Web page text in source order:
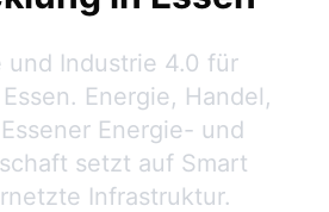
und Industrie 4.0 für
Essen. Energie, Handel,
Essener Energie- und
setzt auf Smart
Infrastruktur.